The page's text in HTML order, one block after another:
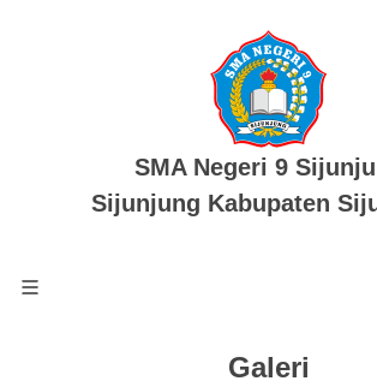
SMA Negeri 9
Sijunjung Kabupaten
Galeri